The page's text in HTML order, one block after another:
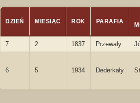
DZIEŃ MIESIĄC ROK PARAFIA
7 2 1837 Przewały
6 5 1934 Dederkały